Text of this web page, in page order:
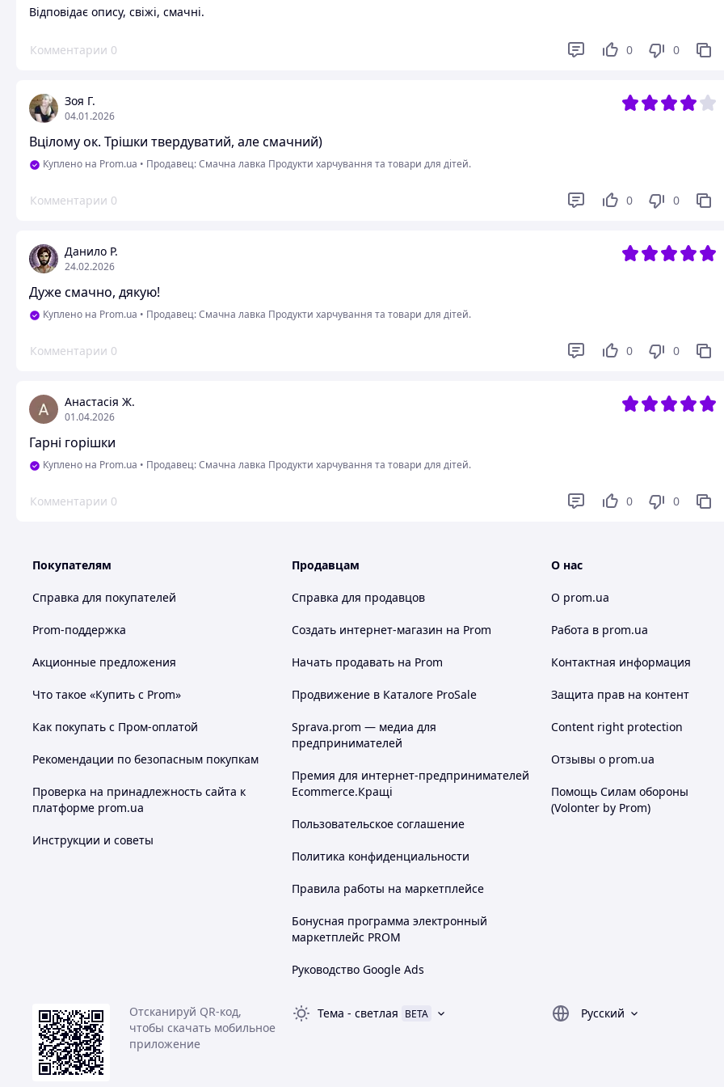
Відповідає опису, свіжі, смачні.
Комментарии 0 0 0
Зоя Г.
04.01.2026
Вцілому ок. Трішки твердуватий, але смачний)
Куплено на Prom.ua • Продавец: Смачна лавка Продукти харчування та товари для дітей.
Комментарии 0 0 0
Данило Р.
24.02.2026
Дуже смачно, дякую!
Куплено на Prom.ua • Продавец: Смачна лавка Продукти харчування та товари для дітей.
Комментарии 0 0 0
Анастасія Ж.
01.04.2026
Гарні горішки
Куплено на Prom.ua • Продавец: Смачна лавка Продукти харчування та товари для дітей.
Комментарии 0 0 0
Покупателям
Справка для покупателей
Prom-поддержка
Акционные предложения
Что такое «Купить с Prom»
Как покупать с Пром-оплатой
Рекомендации по безопасным покупкам
Проверка на принадлежность сайта к
платформе prom.ua
Инструкции и советы
Продавцам
Справка для продавцов
Создать интернет-магазин на Prom
Начать продавать на Prom
Продвижение в Каталоге ProSale
Sprava.prom — медиа для
предпринимателей
Премия для интернет-предпринимателей
Ecommerce.Кращі
Пользовательское соглашение
Политика конфиденциальности
Правила работы на маркетплейсе
Бонусная программа электронный
маркетплейс PROM
Руководство Google Ads
О нас
О prom.ua
Работа в prom.ua
Контактная информация
Защита прав на контент
Content right protection
Отзывы о prom.ua
Помощь Силам обороны
(Volonter by Prom)
Отсканируй QR-код,
чтобы скачать мобильное
приложение
Тема - светлая BETA Русский